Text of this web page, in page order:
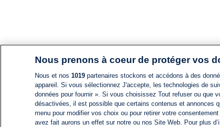
Nous prenons à coeur de protéger vos
Nous et nos 1019partenaires stockons et accédons à des
appareil. Si vous sélectionnez J'accepte, les technologies de
données pour fournir ». Si vous choisissez Tout refuser ou
désactivées, il est possible que certains contenus et annonces
menu pour modifier vos choix ou pour retirer votre
avez fait aurons un effet sur notre ou nos Site Web. Pour plus